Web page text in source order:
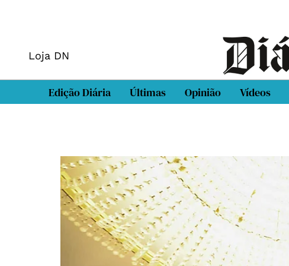
Loja DN
Edição Diária Últimas Opinião Vídeos